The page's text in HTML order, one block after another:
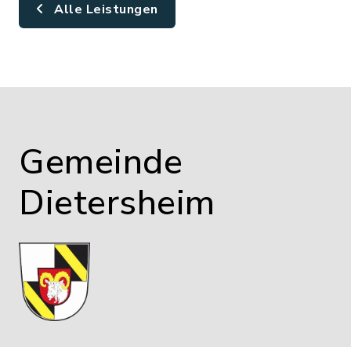
Alle Leistungen
Gemeinde
Dietersheim